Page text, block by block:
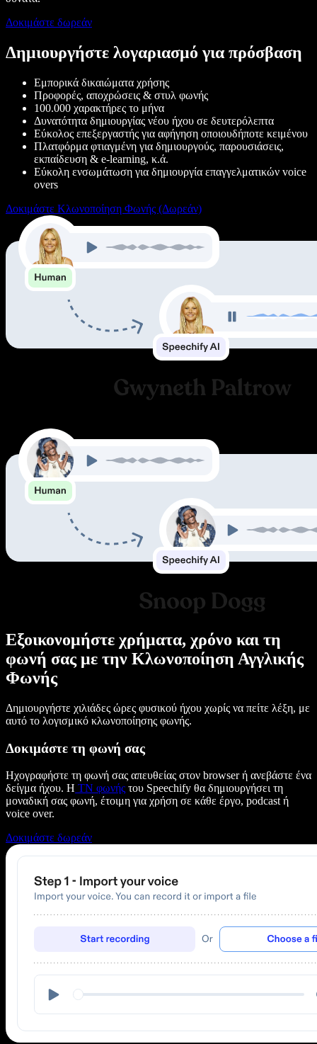
Δοκιμάστε δωρεάν
Δημιουργήστε λογαριασμό για πρόσβαση
Εμπορικά δικαιώματα χρήσης
Προφορές, αποχρώσεις & στυλ φωνής
100.000 χαρακτήρες το μήνα
Δυνατότητα δημιουργίας νέου ήχου σε δευτερόλεπτα
Εύκολος επεξεργαστής για αφήγηση οποιουδήποτε κειμένου
Πλατφόρμα φτιαγμένη για δημιουργούς, παρουσιάσεις,
εκπαίδευση & e-learning, κ.ά.
Εύκολη ενσωμάτωση για δημιουργία επαγγελματικών voice
overs
Δοκιμάστε Κλωνοποίηση Φωνής (Δωρεάν)
Εξοικονομήστε χρήματα, χρόνο και τη
φωνή σας με την Κλωνοποίηση Αγγλικής
Φωνής
Δημιουργήστε χιλιάδες ώρες φυσικού ήχου χωρίς να πείτε λέξη, με
αυτό το λογισμικό κλωνοποίησης φωνής.
Δοκιμάστε τη φωνή σας
Ηχογραφήστε τη φωνή σας απευθείας στον browser ή ανεβάστε ένα
δείγμα ήχου. Η ΤΝ φωνής του Speechify θα δημιουργήσει τη
μοναδική σας φωνή, έτοιμη για χρήση σε κάθε έργο, podcast ή
voice over.
Δοκιμάστε δωρεάν